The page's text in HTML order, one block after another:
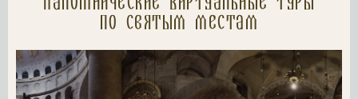
по святым местам